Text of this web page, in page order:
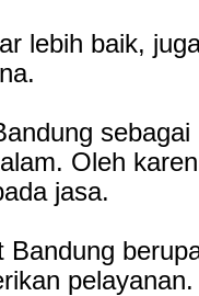
lebih baik,
Oleh
jasa.